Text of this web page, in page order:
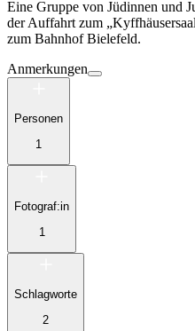
Eine Gruppe von Jüdinnen und
der Auffahrt zum
zum Bahnhof Bielefeld.
Anmerkungen
Personen
1
Fotograf:in
1
Schlagworte
2